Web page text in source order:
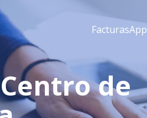
FacturasApp
de